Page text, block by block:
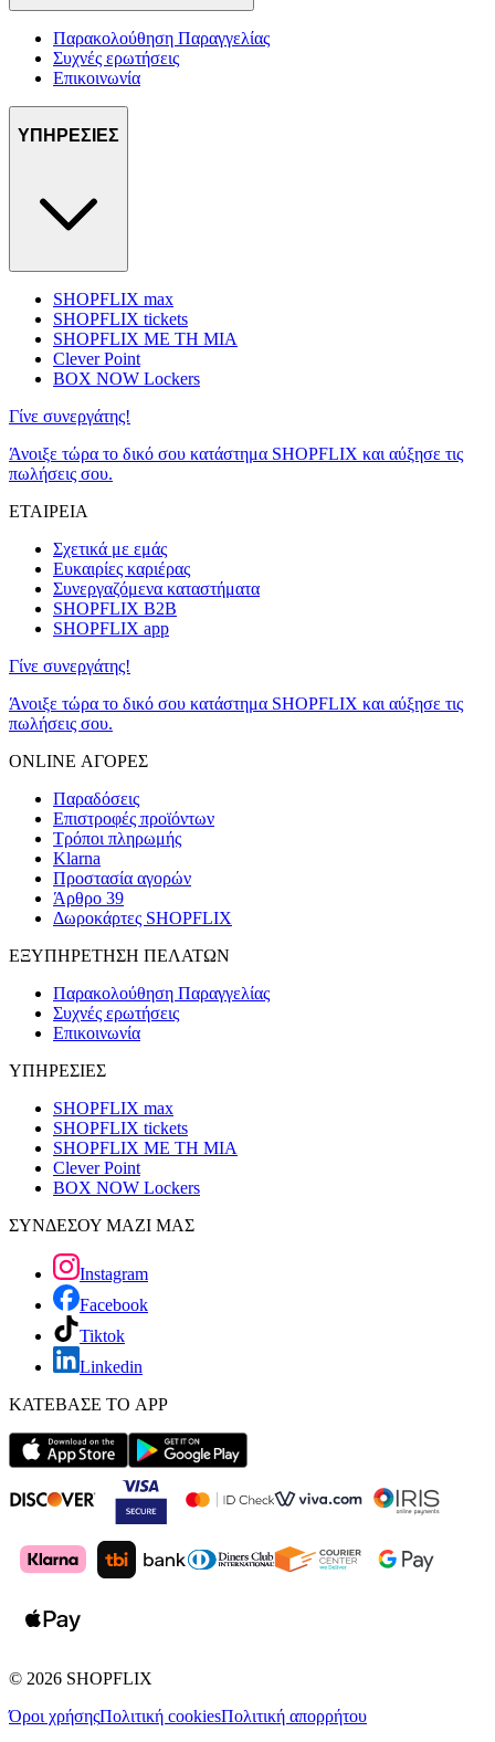
Παρακολούθηση Παραγγελίας
Συχνές ερωτήσεις
Επικοινωνία
ΥΠΗΡΕΣΙΕΣ
SHOPFLIX max
SHOPFLIX tickets
SHOPFLIX ΜΕ ΤΗ ΜΙΑ
Clever Point
BOX NOW Lockers
Γίνε συνεργάτης!
Άνοιξε τώρα το δικό σου κατάστημα SHOPFLIX και αύξησε τις
πωλήσεις σου.
ΕΤΑΙΡΕΙΑ
Σχετικά με εμάς
Ευκαιρίες καριέρας
Συνεργαζόμενα καταστήματα
SHOPFLIX B2B
SHOPFLIX app
Γίνε συνεργάτης!
Άνοιξε τώρα το δικό σου κατάστημα SHOPFLIX και αύξησε τις
πωλήσεις σου.
ONLINE ΑΓΟΡΕΣ
Παραδόσεις
Επιστροφές προϊόντων
Τρόποι πληρωμής
Klarna
Προστασία αγορών
Άρθρο 39
Δωροκάρτες SHOPFLIX
ΕΞΥΠΗΡΕΤΗΣΗ ΠΕΛΑΤΩΝ
Παρακολούθηση Παραγγελίας
Συχνές ερωτήσεις
Επικοινωνία
ΥΠΗΡΕΣΙΕΣ
SHOPFLIX max
SHOPFLIX tickets
SHOPFLIX ΜΕ ΤΗ ΜΙΑ
Clever Point
BOX NOW Lockers
ΣΥΝΔΕΣΟΥ ΜΑΖΙ ΜΑΣ
Instagram
Facebook
Tiktok
Linkedin
ΚΑΤΕΒΑΣΕ ΤΟ APP
© 2026 SHOPFLIX
Όροι χρήσηςΠολιτική cookiesΠολιτική απορρήτου